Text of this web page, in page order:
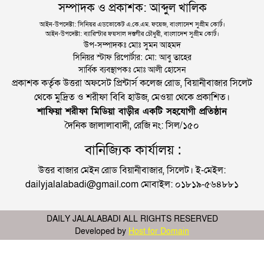
সম্পাদক ও প্রকাশক: আব্দুল খালিক
আইন-উপদেষ্টা: সিনিয়র এডভোকেট এ.কে.এম. ফয়েজ, বাংলাদেশ সুপ্রীম কোর্ট।
আইন-উপদেষ্টা: ব্যারিস্টার ফয়সাল দস্তগীর চৌধুরী, বাংলাদেশ সুপ্রীম কোর্ট।
উপ-সম্পাদকঃ মোঃ সুমন আহমদ
সিনিয়র স্টাফ রিপোর্টার: মো: আবু তাহের
সার্বিক ব্যবস্থাপকঃ মোঃ আলী হোসেন
প্রকাশক কর্তৃক উত্তরা অফসেট প্রিন্টার্স কলেজ রোড, বিয়ানীবাজার সিলেট
থেকে মুদ্রিত ও শরীফা বিবি হাউজ, মেওয়া থেকে প্রকাশিত।
শাফিয়া শরীফা মিডিয়া বাড়ীর একটি সহযোগী প্রতিষ্ঠান
দৈনিক জালালাবাদী, রেজি নং: সিল/১৫০
বানিজ্যিক কার্যালয় :
উত্তর বাজার মেইন রোড বিয়ানীবাজার, সিলেট। ই-মেইল:
dailyjalalabadi@gmail.com মোবাইল: ০১৮১৯-৫৬৪৮৮১
DAILY JALALABADI ALL RIGHTS RESERVED
Developed by Host for Domain